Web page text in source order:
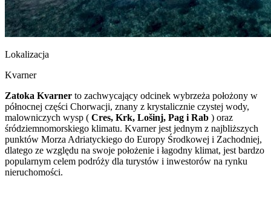
Lokalizacja
Kvarner
Zatoka Kvarner to zachwycający odcinek wybrzeża położony w
północnej części Chorwacji, znany z krystalicznie czystej wody,
malowniczych wysp ( Cres, Krk, Lošinj, Pag i Rab ) oraz
śródziemnomorskiego klimatu. Kvarner jest jednym z najbliższych
punktów Morza Adriatyckiego do Europy Środkowej i Zachodniej,
dlatego ze względu na swoje położenie i łagodny klimat, jest bardzo
popularnym celem podróży dla turystów i inwestorów na rynku
nieruchomości.